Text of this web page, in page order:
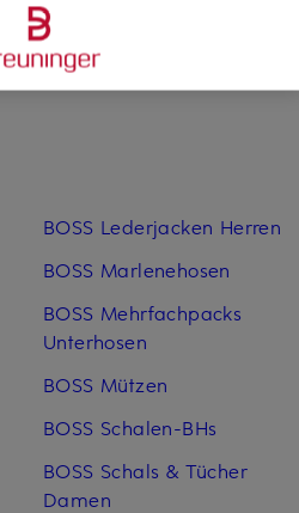
BOSS Lederjacken Herren
BOSS Marlenehosen
BOSS Mehrfachpacks
Unterhosen
BOSS Mützen
BOSS Schalen-BHs
BOSS Schals & Tücher
Damen